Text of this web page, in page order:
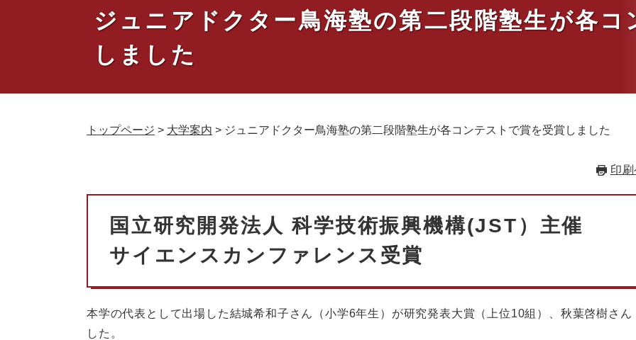
ジュニアドクター鳥海塾の第二段階塾生が各
しました
トップページ > 大学案内 > ジュニアドクター鳥海塾の第二段階塾生が各コンテストで賞を受賞しました
印
国立研究開発法人 科学技術振興機構(JST）主催
サイエンスカンファレンス受賞
本学の代表として出場した結城希和子さん（小学6年生）が研究発表大賞（上位10組）、秋葉啓樹さ
した。